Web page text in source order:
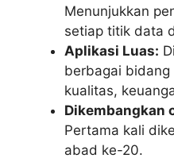
Menunjukkan
setiap titik data
Aplikasi Luas:
berbagai
kualitas,
Dikembangkan
Pertama kali
abad ke-20.